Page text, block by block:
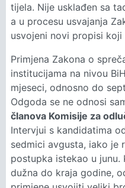
tijela. Nije usklađen sa
a u procesu usvajanja
usvojeni novi propisi
Primjena Zakona o
institucijama na nivou
mjeseci, odnosno do
Odgoda se ne odnosi
članova Komisije za
Intervjui s kandidatima
sedmici avgusta, iako je
postupka istekao u junu.
dužna do kraja godine,